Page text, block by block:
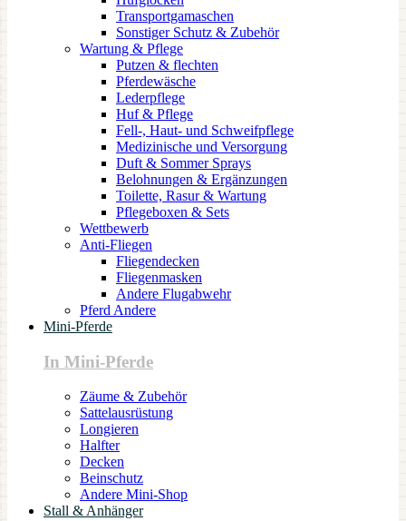
Transportgamaschen
Sonstiger Schutz & Zubehör
Wartung & Pflege
Putzen & flechten
Pferdewäsche
Lederpflege
Huf & Pflege
Fell-, Haut- und Schweifpflege
Medizinische und Versorgung
Duft & Sommer Sprays
Belohnungen & Ergänzungen
Toilette, Rasur & Wartung
Pflegeboxen & Sets
Wettbewerb
Anti-Fliegen
Fliegendecken
Fliegenmasken
Andere Flugabwehr
Pferd Andere
Mini-Pferde
In Mini-Pferde
Zäume & Zubehör
Sattelausrüstung
Longieren
Halfter
Decken
Beinschutz
Andere Mini-Shop
Stall & Anhänger